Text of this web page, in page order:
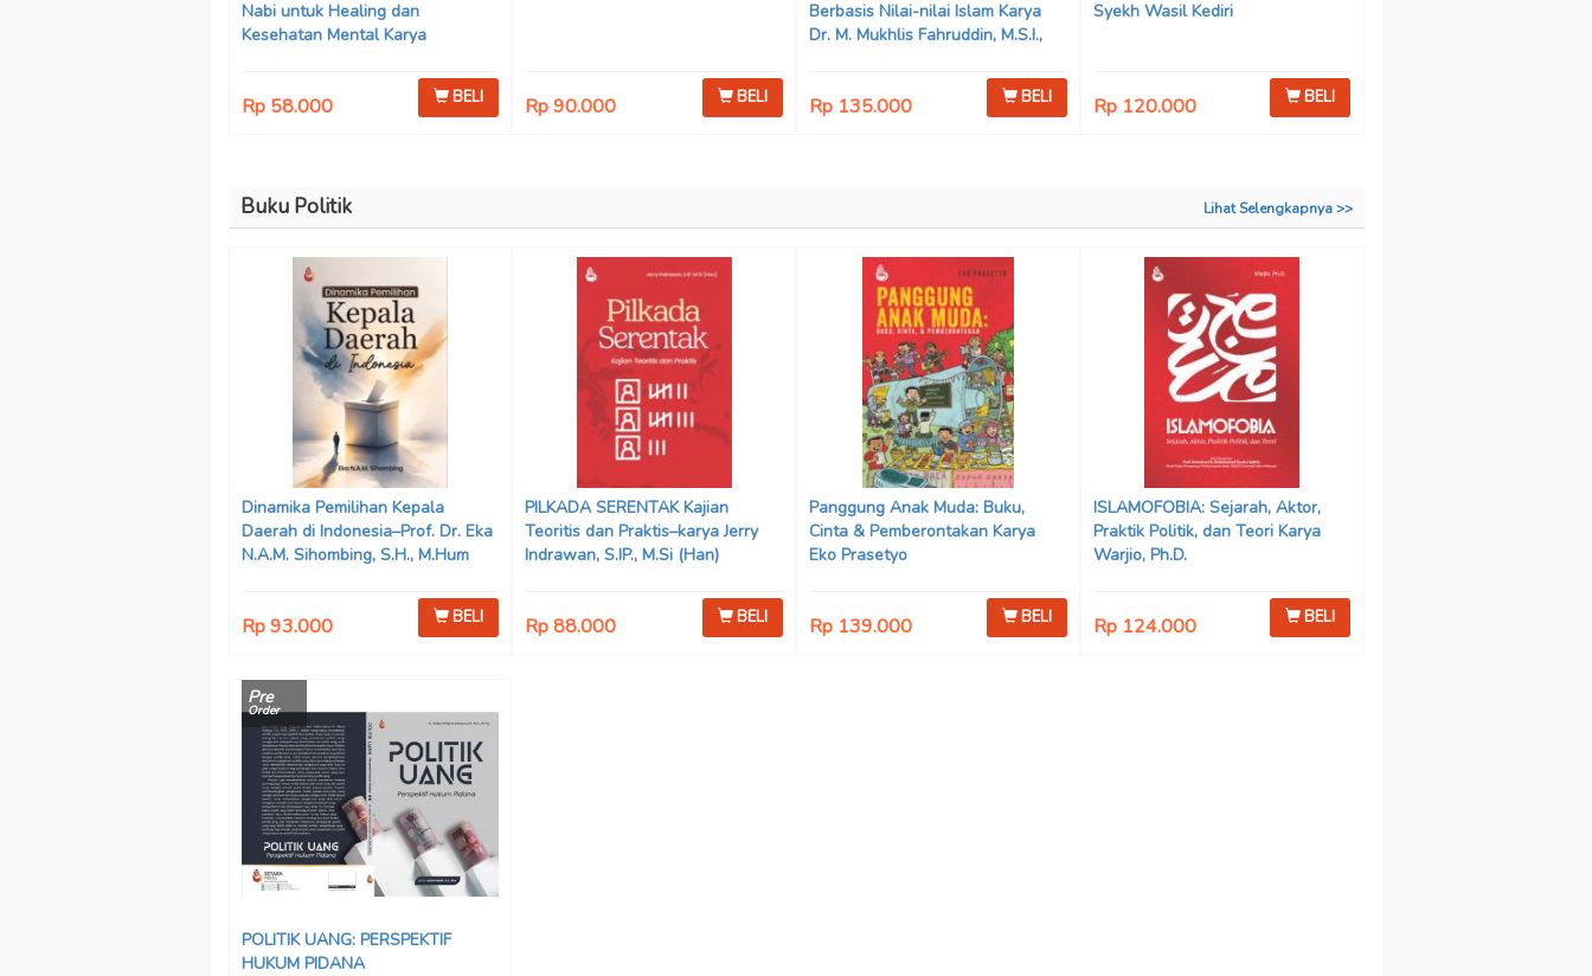
Nabi untuk Healing dan
Kesehatan Mental Karya
Ilham Ramadhan, Lu’lu’atus
Saniyya Fadhila, Avanda Chintya
Rp 58.000 BELI Rp 90.000 BELI
Berbasis Nilai-nilai Islam Karya
Dr. M. Mukhlis Fahruddin, M.S.I.,
Adrenal Stezen, S.H., M.H.
Rp 135.000 BELI
Syekh Wasil Kediri
Rp 120.000 BELI
Buku Politik Lihat Selengkapnya >>
Dinamika Pemilihan Kepala
Daerah di Indonesia–Prof. Dr. Eka
N.A.M. Sihombing, S.H., M.Hum
Rp 93.000 BELI
PILKADA SERENTAK Kajian
Teoritis dan Praktis–karya Jerry
Indrawan, S.IP., M.Si (Han)
Rp 88.000 BELI
Panggung Anak Muda: Buku,
Cinta & Pemberontakan Karya
Eko Prasetyo
Rp 139.000 BELI
ISLAMOFOBIA: Sejarah, Aktor,
Praktik Politik, dan Teori Karya
Warjio, Ph.D.
Rp 124.000 BELI
Pre
Order
POLITIK UANG: PERSPEKTIF
HUKUM PIDANA